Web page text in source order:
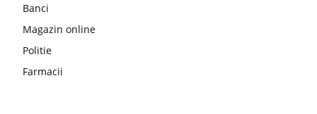
Banci
Magazin online
Politie
Farmacii